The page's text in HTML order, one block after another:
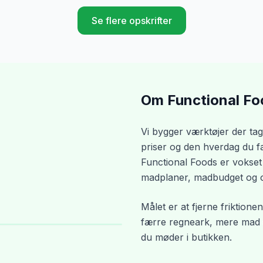
Se flere opskrifter
Om Functional
Vi bygger værktøjer der
priser og den hverdag du
Functional Foods er
madplaner, madbudget
Målet er at fjerne
færre regneark, mere mad
du møder i butikken.